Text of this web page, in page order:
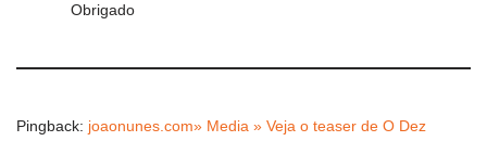
Obrigado
Pingback: joaonunes.com» Media » Veja o teaser de O Dez